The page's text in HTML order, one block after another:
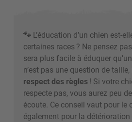
🐾 L’éducation d’un chien est-
certaines races ? Ne pensez
sera plus facile à éduquer
n’est pas une question de
respect des règles! Si votre
respecte pas, vous aurez peu
écoute. Ce conseil vaut pour le
également pour la détérioration